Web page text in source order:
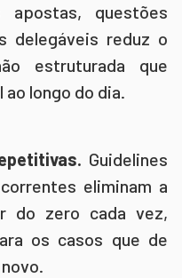
apostas, questões
delegáveis reduz o
estruturada que
longo do dia.
Guidelines
eliminam a
do zero cada vez,
os casos que de